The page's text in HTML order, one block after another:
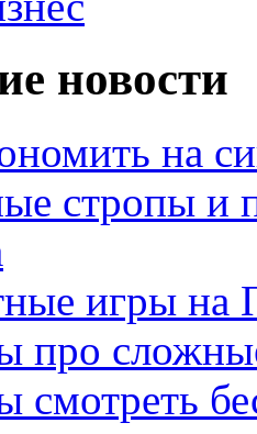
новости
на
стропы и
игры на
про
смотреть